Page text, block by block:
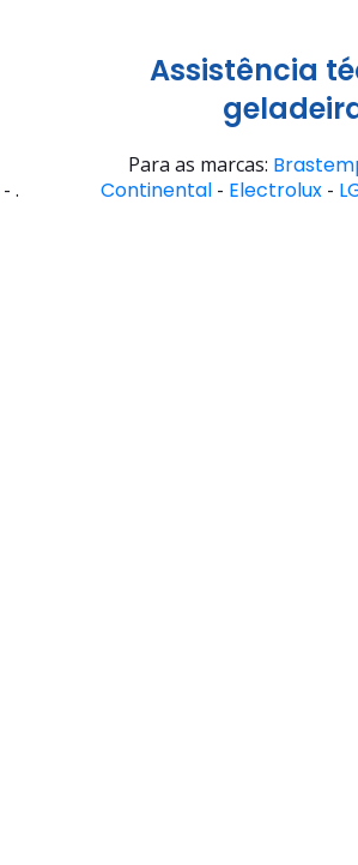
- .
Assistência
Para as marcas:
Continental - Electrolux -